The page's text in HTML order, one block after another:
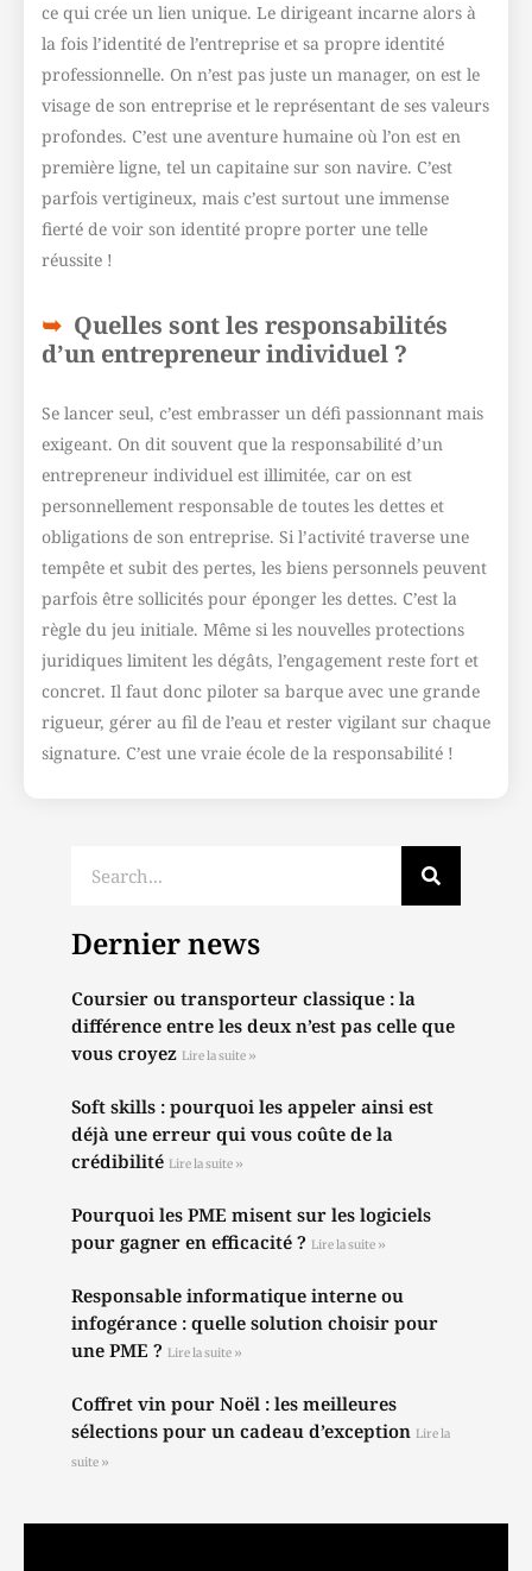
ce qui crée un lien unique. Le dirigeant incarne alors à
la fois l’identité de l’entreprise et sa propre identité
professionnelle. On n’est pas juste un manager, on est le
visage de son entreprise et le représentant de ses valeurs
profondes. C’est une aventure humaine où l’on est en
première ligne, tel un capitaine sur son navire. C’est
parfois vertigineux, mais c’est surtout une immense
fierté de voir son identité propre porter une telle
réussite !
Quelles sont les responsabilités
d’un entrepreneur individuel ?
Se lancer seul, c’est embrasser un défi passionnant mais
exigeant. On dit souvent que la responsabilité d’un
entrepreneur individuel est illimitée, car on est
personnellement responsable de toutes les dettes et
obligations de son entreprise. Si l’activité traverse une
tempête et subit des pertes, les biens personnels peuvent
parfois être sollicités pour éponger les dettes. C’est la
règle du jeu initiale. Même si les nouvelles protections
juridiques limitent les dégâts, l’engagement reste fort et
concret. Il faut donc piloter sa barque avec une grande
rigueur, gérer au fil de l’eau et rester vigilant sur chaque
signature. C’est une vraie école de la responsabilité !
Dernier news
Coursier ou transporteur classique : la
différence entre les deux n’est pas celle que
vous croyez Lire la suite »
Soft skills : pourquoi les appeler ainsi est
déjà une erreur qui vous coûte de la
crédibilité Lire la suite »
Pourquoi les PME misent sur les logiciels
pour gagner en efficacité ? Lire la suite »
Responsable informatique interne ou
infogérance : quelle solution choisir pour
une PME ? Lire la suite »
Coffret vin pour Noël : les meilleures
sélections pour un cadeau d’exception Lire la
suite »